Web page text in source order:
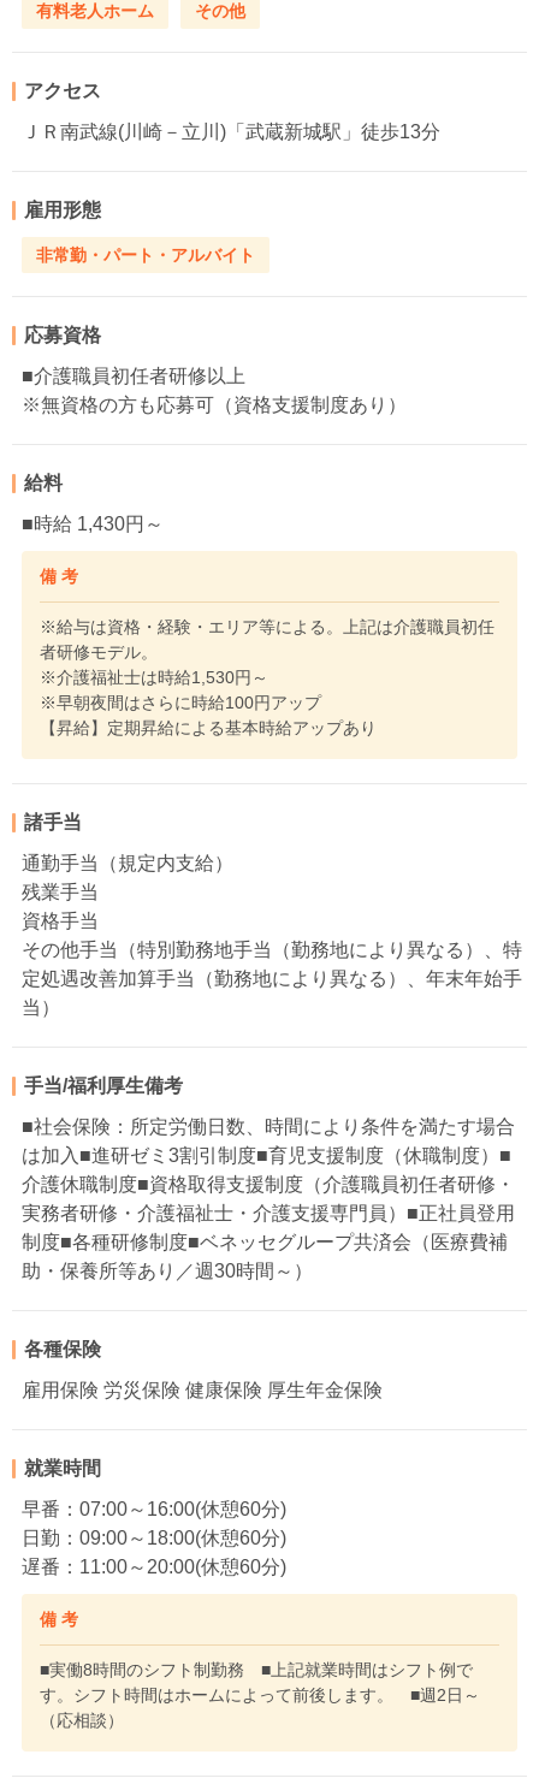
有料老人ホーム その他
アクセス
ＪＲ南武線(川崎－立川)「武蔵新城駅」徒歩13分
雇用形態
非常勤・パート・アルバイト
応募資格
■介護職員初任者研修以上
※無資格の方も応募可（資格支援制度あり）
給料
■時給 1,430円～
備 考
※給与は資格・経験・エリア等による。上記は介護職員初任
者研修モデル。
※介護福祉士は時給1,530円～
※早朝夜間はさらに時給100円アップ
【昇給】定期昇給による基本時給アップあり
諸手当
通勤手当（規定内支給）
残業手当
資格手当
その他手当（特別勤務地手当（勤務地により異なる）、特
定処遇改善加算手当（勤務地により異なる）、年末年始手
当）
手当/福利厚生備考
■社会保険：所定労働日数、時間により条件を満たす場合
は加入■進研ゼミ3割引制度■育児支援制度（休職制度）■
介護休職制度■資格取得支援制度（介護職員初任者研修・
実務者研修・介護福祉士・介護支援専門員）■正社員登用
制度■各種研修制度■ベネッセグループ共済会（医療費補
助・保養所等あり／週30時間～）
各種保険
雇用保険 労災保険 健康保険 厚生年金保険
就業時間
早番：07:00～16:00(休憩60分)
日勤：09:00～18:00(休憩60分)
遅番：11:00～20:00(休憩60分)
備 考
■実働8時間のシフト制勤務 ■上記就業時間はシフト例で
す。シフト時間はホームによって前後します。 ■週2日～
（応相談）